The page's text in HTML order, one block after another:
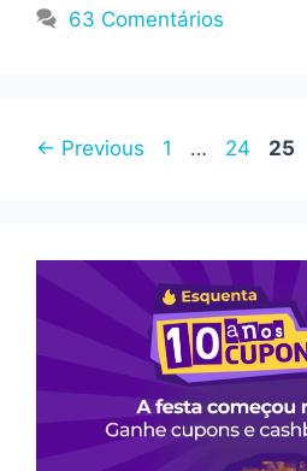
63 Comentários
← Previous Page
1 … Page
24 Page
25